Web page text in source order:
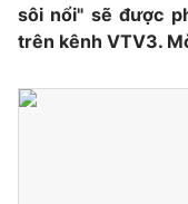
Cơ quan báo chí:Thời
Giấy phép hoạt động
Tổng Biên tập:
Vũ
024.38
sôi nổi" sẽ được
trên kênh VTV3.